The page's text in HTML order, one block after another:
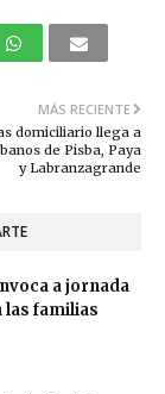
MÁS RECIENTE
domiciliario llega a
de Pisba, Paya
y Labranzagrande
a jornada
las familias